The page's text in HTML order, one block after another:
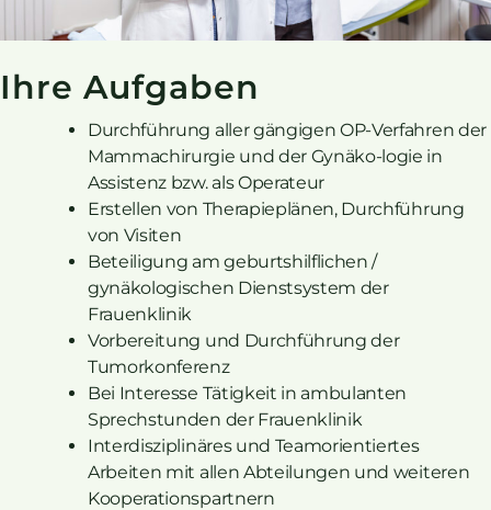
Ihre Aufgaben
Durchführung aller gängigen OP-Verfahren der
Mammachirurgie und der Gynäko-logie in
Assistenz bzw. als Operateur
Erstellen von Therapieplänen, Durchführung
von Visiten
Beteiligung am geburtshilflichen /
gynäkologischen Dienstsystem der
Frauenklinik
Vorbereitung und Durchführung der
Tumorkonferenz
Bei Interesse Tätigkeit in ambulanten
Sprechstunden der Frauenklinik
Interdisziplinäres und Teamorientiertes
Arbeiten mit allen Abteilungen und weiteren
Kooperationspartnern